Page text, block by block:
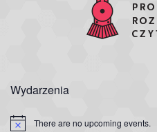
Wydarzenia
There are no upcoming events.